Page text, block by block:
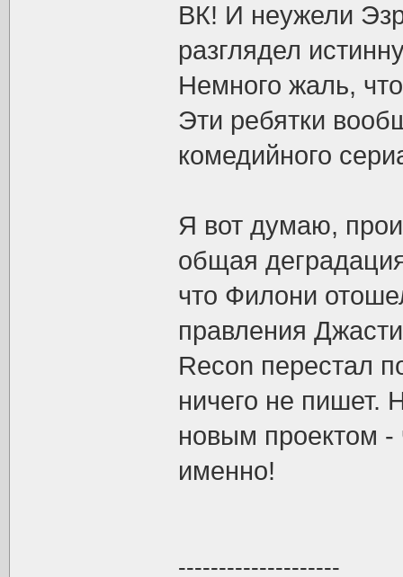
ВК! И неужели
разглядел
Немного жаль,
Эти ребятки
комедийного
Я вот думаю,
общая
что Филони
правления
Recon перестал
ничего не пишет.
новым проектом
именно!
--------------------